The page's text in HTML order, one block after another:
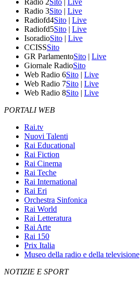
Radio 2Sito | Live
Radio 3Sito | Live
Radiofd4Sito | Live
Radiofd5Sito | Live
IsoradioSito | Live
CCISSSito
GR ParlamentoSito | Live
Giornale RadioSito
Web Radio 6Sito | Live
Web Radio 7Sito | Live
Web Radio 8Sito | Live
PORTALI WEB
Rai.tv
Nuovi Talenti
Rai Educational
Rai Fiction
Rai Cinema
Rai Teche
Rai International
Rai Eri
Orchestra Sinfonica
Rai World
Rai Letteratura
Rai Arte
Rai 150
Prix Italia
Museo della radio e della televisione
NOTIZIE E SPORT